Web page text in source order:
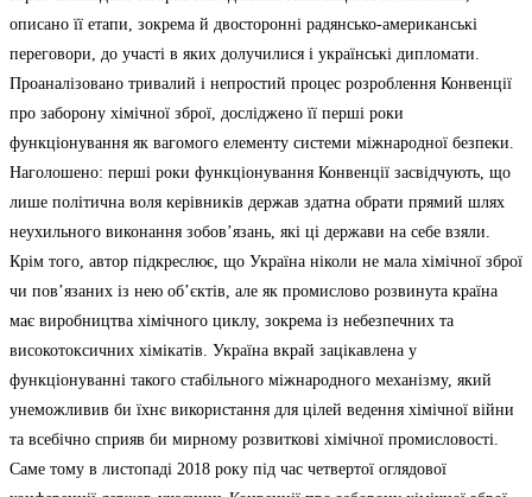
описано її етапи, зокрема й двосторонні радянсько-американські
переговори, до участі в яких долучилися і українські дипломати.
Проаналізовано тривалий і непростий процес розроблення Конвенції
про заборону хімічної зброї, досліджено її перші роки
функціонування як вагомого елементу системи міжнародної безпеки.
Наголошено: перші роки функціонування Конвенції засвідчують, що
лише політична воля керівників держав здатна обрати прямий шлях
неухильного виконання зобов’язань, які ці держави на себе взяли.
Крім того, автор підкреслює, що Україна ніколи не мала хімічної зброї
чи пов’язаних із нею об’єктів, але як промислово розвинута країна
має виробництва хімічного циклу, зокрема із небезпечних та
високотоксичних хімікатів. Україна вкрай зацікавлена у
функціонуванні такого стабільного міжнародного механізму, який
унеможливив би їхнє використання для цілей ведення хімічної війни
та всебічно сприяв би мирному розвиткові хімічної промисловості.
Саме тому в листопаді 2018 року під час четвертої оглядової